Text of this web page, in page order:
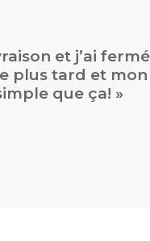
et paiement